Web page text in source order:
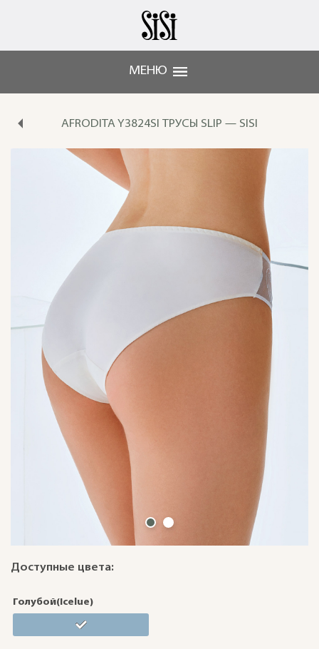
МЕНЮ
AFRODITA Y3824SI ТРУСЫ SLIP — SISI
Доступные цвета:
Голубой(Icelue)